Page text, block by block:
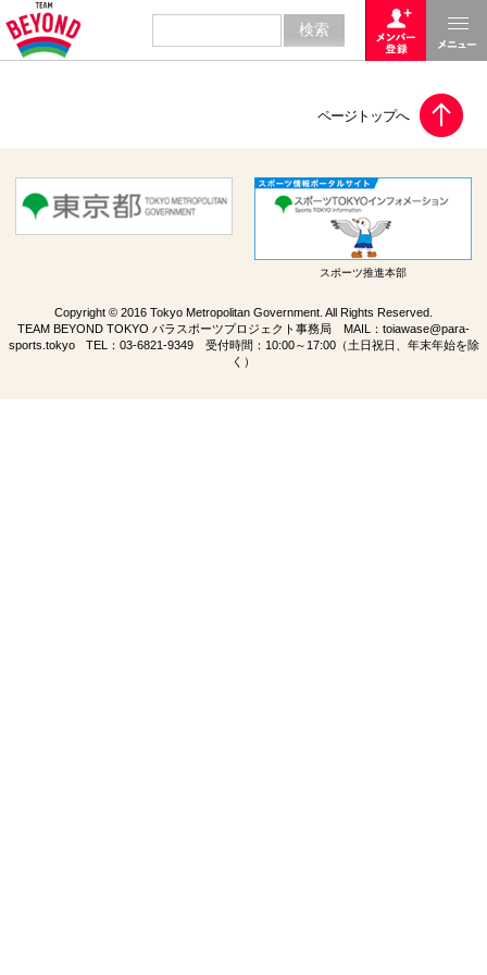
スポーツ推進本部
Copyright © 2016 Tokyo Metropolitan Government. All Rights Reserved.
TEAM BEYOND TOKYO パラスポーツプロジェクト事務局 MAIL： toiawase@para-
sports.tokyoTEL： 03-6821-9349受付時間：10:00～17:00（土日祝日、年末年始を除
く）